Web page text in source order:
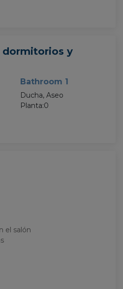
dormitorios y
Bathroom 1
Ducha, Aseo
Planta:0
el salón